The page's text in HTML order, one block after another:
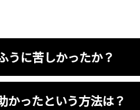
うに苦しかったか？
かったという方法は？